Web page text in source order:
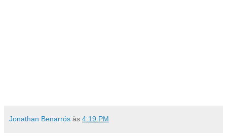
Jonathan Benarrós às 4:19 PM